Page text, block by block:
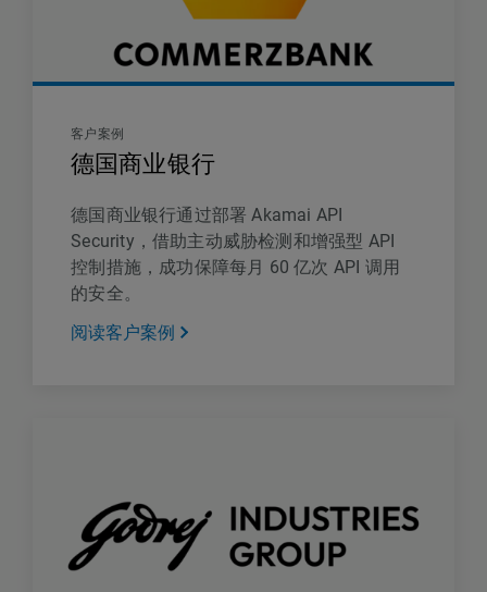
客户案例
德国商业银行
德国商业银行通过部署 Akamai API
Security，借助主动威胁检测和增强型 API
控制措施，成功保障每月 60 亿次 API 调用
的安全。
阅读客户案例